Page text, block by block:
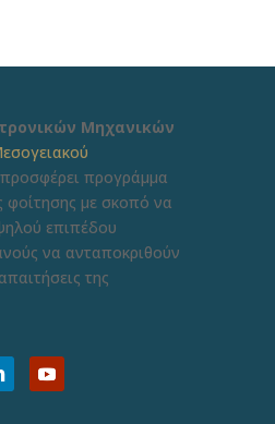
Μηχανικών
προσφέρει προγράμμα
με σκοπό να
επιπέδου
να ανταποκριθούν
της